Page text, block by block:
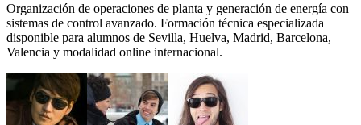
Organización de operaciones de planta y generación de energía con
sistemas de control avanzado. Formación técnica especializada
disponible para alumnos de Sevilla, Huelva, Madrid, Barcelona,
Valencia y modalidad online internacional.